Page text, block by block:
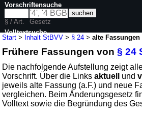
Start > Inhalt StBVV > § 24 >alte Fassungen
Frühere Fassungen von§ 24
Die nachfolgende Aufstellung zeigt
Vorschrift. Über die Linksaktuell und
jeweils alte Fassung (a.F.) und neue
vergleichen. Beim Änderungsgesetz
Volltext sowie die Begründung des
Vorschriftensuche
§ / Art.
Gesetz
Volltextsuche
nur in StBVV